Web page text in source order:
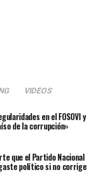
VIDEOS
en el FOSOVI y
de la corrupción»
que el Partido Nacional
político si no corrige